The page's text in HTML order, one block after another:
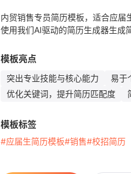
内贸销售专员简历模板，适合应
使用我们AI驱动的简历生成器生成
模板亮点
突出专业技能与核心能力 易于
优化关键词，提升简历匹配度
模板标签
#应届生简历模板#销售#校招简历